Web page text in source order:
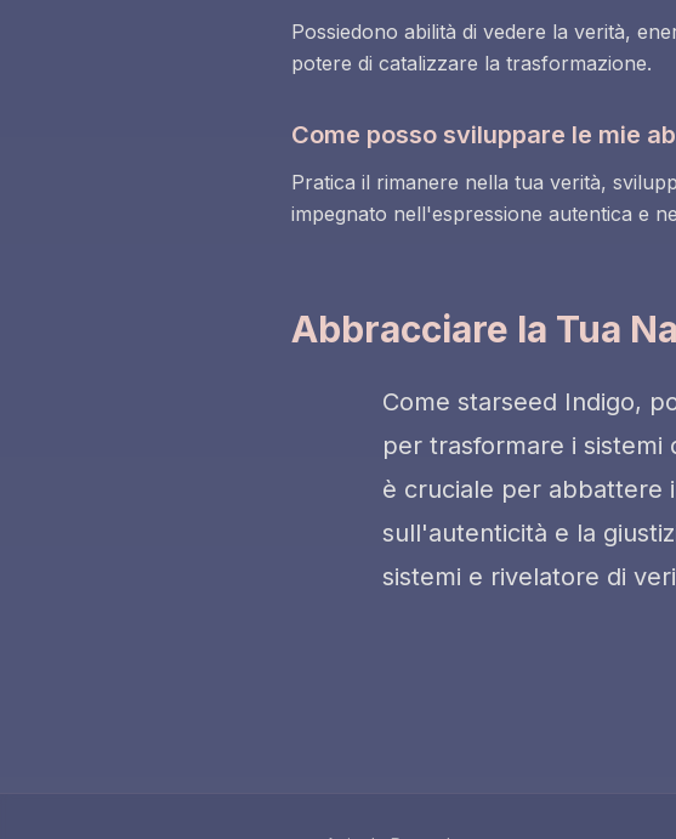
Possiedono abilità di vedere la verità,
potere di catalizzare la trasformazione.
Come posso sviluppare le mie
Pratica il rimanere nella tua verità,
impegnato nell'espressione autentica e
Abbracciare la Tua
Come starseed Indigo,
per trasformare i sistemi
è cruciale per abbattere
sull'autenticità e la
sistemi e rivelatore di